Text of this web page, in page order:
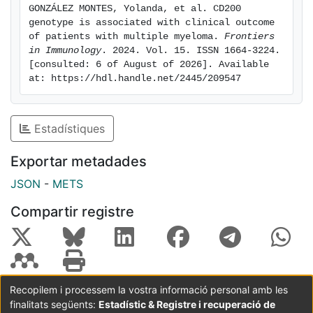
GONZÁLEZ MONTES, Yolanda, et al. CD200
genotype is associated with clinical outcome
of patients with multiple myeloma. Frontiers
in Immunology. 2024. Vol. 15. ISSN 1664-3224.
[consulted: 6 of August of 2026]. Available
at: https://hdl.handle.net/2445/209547
Estadístiques
Exportar metadades
JSON - METS
Compartir registre
Coordinació:CRAI UB Avís legal
Metadades
Recopilem i processem la vostra informació personal amb les
finalitats següents: Estadístic & Registre i recuperació de